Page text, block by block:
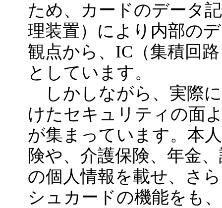
ため、カードのデータ
理装置）により内部の
観点から、IC（集積回
としています。
しかしながら、実際
けたセキュリティの面
が集まっています。本
険や、介護保険、年金
の個人情報を載せ、さ
シュカードの機能をも